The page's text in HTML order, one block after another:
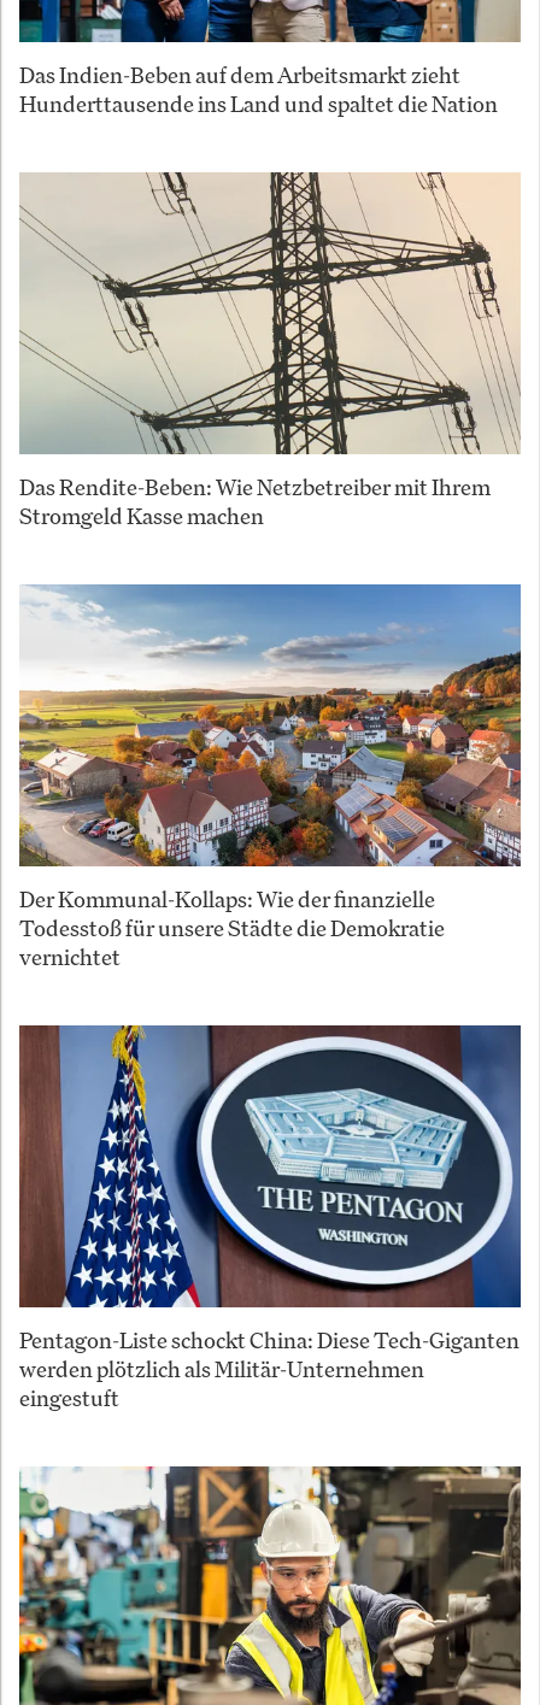
Das Indien-Beben auf dem Arbeitsmarkt zieht
Hunderttausende ins Land und spaltet die Nation
Das Rendite-Beben: Wie Netzbetreiber mit Ihrem
Stromgeld Kasse machen
Der Kommunal-Kollaps: Wie der finanzielle
Todesstoß für unsere Städte die Demokratie
vernichtet
Pentagon-Liste schockt China: Diese Tech-Giganten
werden plötzlich als Militär-Unternehmen
eingestuft